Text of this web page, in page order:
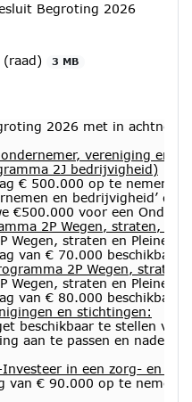
Begroting 2026
3 MB
2026 met in
vereniging en
2J bedrijvigheid)
€ 500.000 op te nemen
en bedrijvigheid’ de
€500.000 voor een
2P Wegen, straten,
Wegen, straten en Pleinen
van € 70.000
2P Wegen, straten,
Wegen, straten en
van € 80.000
en stichtingen:
beschikbaar te stellen
aan te passen en
in een zorg- en
van € 90.000 op te nemen